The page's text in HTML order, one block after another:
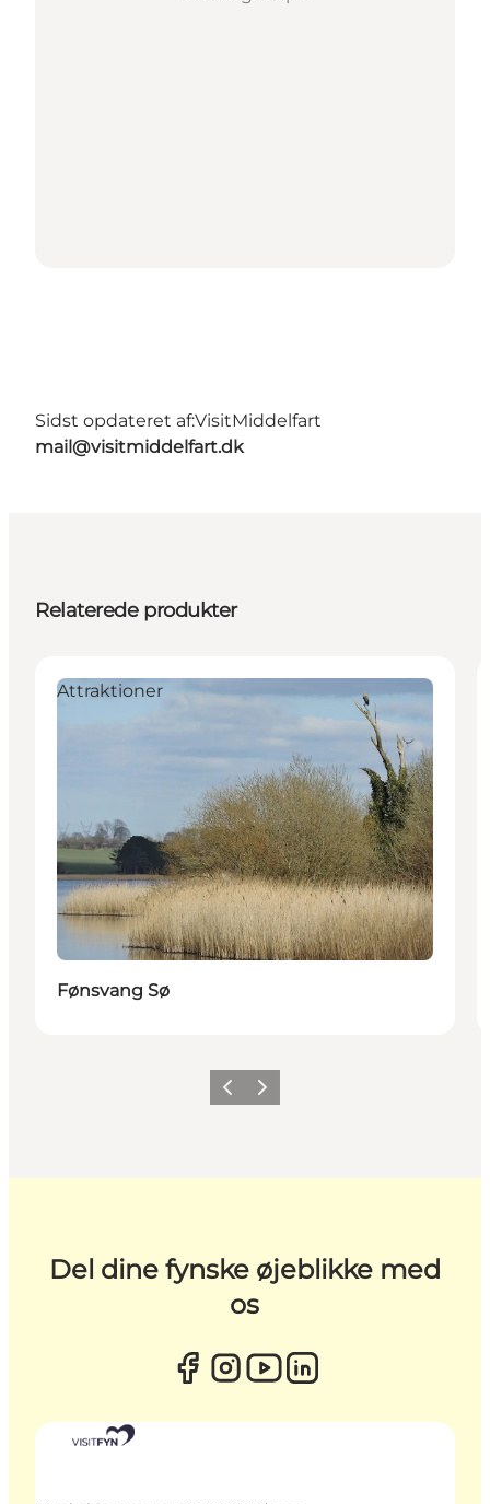
Sidst opdateret af:VisitMiddelfart
mail@visitmiddelfart.dk
Relaterede produkter
Attraktioner
Fønsvang Sø
ForrigeNæste
Del dine fynske øjeblikke med
os